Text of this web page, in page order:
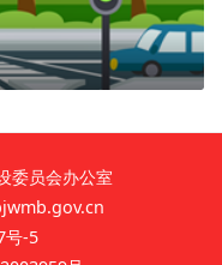
委员会办公室
号-5